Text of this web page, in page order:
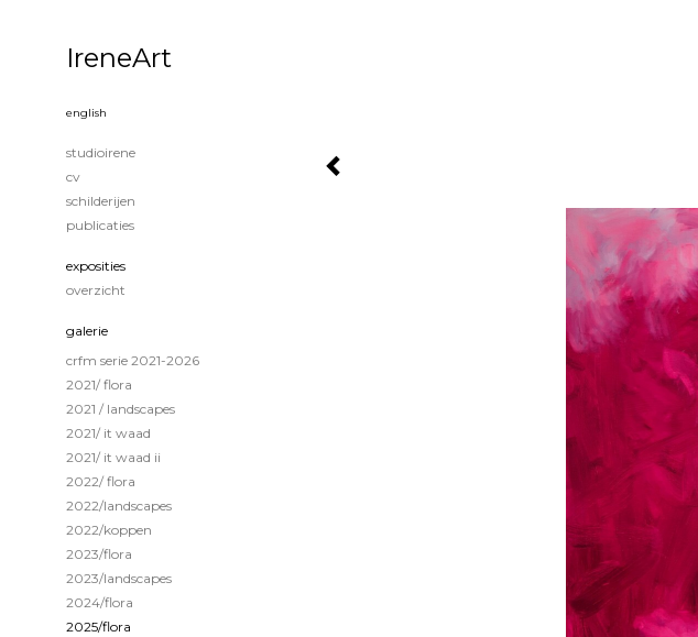
IreneArt
english
studioirene
cv
schilderijen
publicaties
exposities
overzicht
galerie
crfm serie 2021-2026
2021/ flora
2021 / landscapes
2021/ it waad
2021/ it waad ii
2022/ flora
2022/landscapes
2022/koppen
2023/flora
2023/landscapes
2024/flora
2025/flora